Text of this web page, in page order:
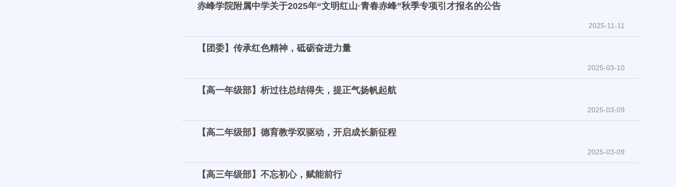
赤峰学院附属中学关于2025年“文明红山·青春赤峰”秋季专项引才报名的公告
2025-11-11
【团委】传承红色精神，砥砺奋进力量
2025-03-10
【高一年级部】析过往总结得失，提正气扬帆起航
2025-03-09
【高二年级部】德育教学双驱动，开启成长新征程
2025-03-09
【高三年级部】不忘初心，赋能前行